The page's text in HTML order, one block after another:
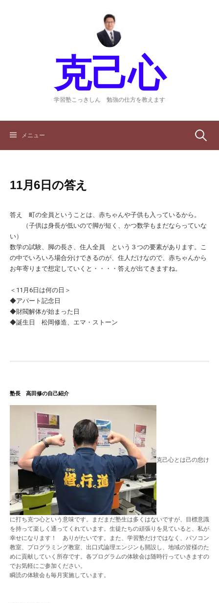
克己心
学習塾こっきしん 勉強の仕方を教えます
メニュー 検
11月6日の答え
答え 町の全員ということは、赤ちゃんや子供も入っているから。
（子供は身長が低いので脚が短く、かつ数学もまだならっていな
い）
数学の試験、脚の長さ、住人全員 という３つの要素があります。こ
の中でいろいろ場合分けできるのが、住人だけなので、赤ちゃんから
お年寄りまで想定していくと・・・・答えが出てきますね。
＜11月6日は何の日＞
◆アパート記念日
◆財閥解体が始まった日
◆誕生日 松岡修造、エマ・ストーン
塾長 高田修の自己紹介
克己心とは己の怠け
に打ち克つ心という意味です。まだまだ塾生は多くはないですが、目標意識
を持って楽しく通ってくれています。生徒たちの頑張りを見ていると、私が
幸せになります！ ありがたいです。また、学習塾だけではなく、パソコン
教室、プログラミング教室、出口式論理エンジンも開設し、地域の皆様のた
めに貢献していく所存です。各プログラムの体験会は随時行っていきますの
でお気軽にご参加ください。
瞬読の体験会も毎月実施しています。